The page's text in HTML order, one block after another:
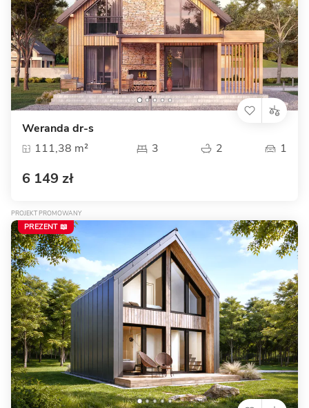
Weranda dr-s
111,38 m²
3 2 1
6 149 zł
PROJEKT PROMOWANY
PREZENT 📖